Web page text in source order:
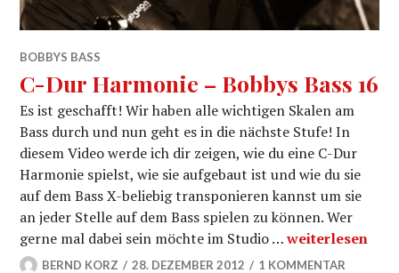
BOBBYS BASS
C-Dur Harmonie – Bobbys Bass 16
Es ist geschafft! Wir haben alle wichtigen Skalen am
Bass durch und nun geht es in die nächste Stufe! In
diesem Video werde ich dir zeigen, wie du eine C-Dur
Harmonie spielst, wie sie aufgebaut ist und wie du sie
auf dem Bass X-beliebig transponieren kannst um sie
an jeder Stelle auf dem Bass spielen zu können. Wer
gerne mal dabei sein möchte im Studio …C-Dur
weiterlesen
BERND KORZ 28. DEZEMBER 2012 1 KOMMENTAR